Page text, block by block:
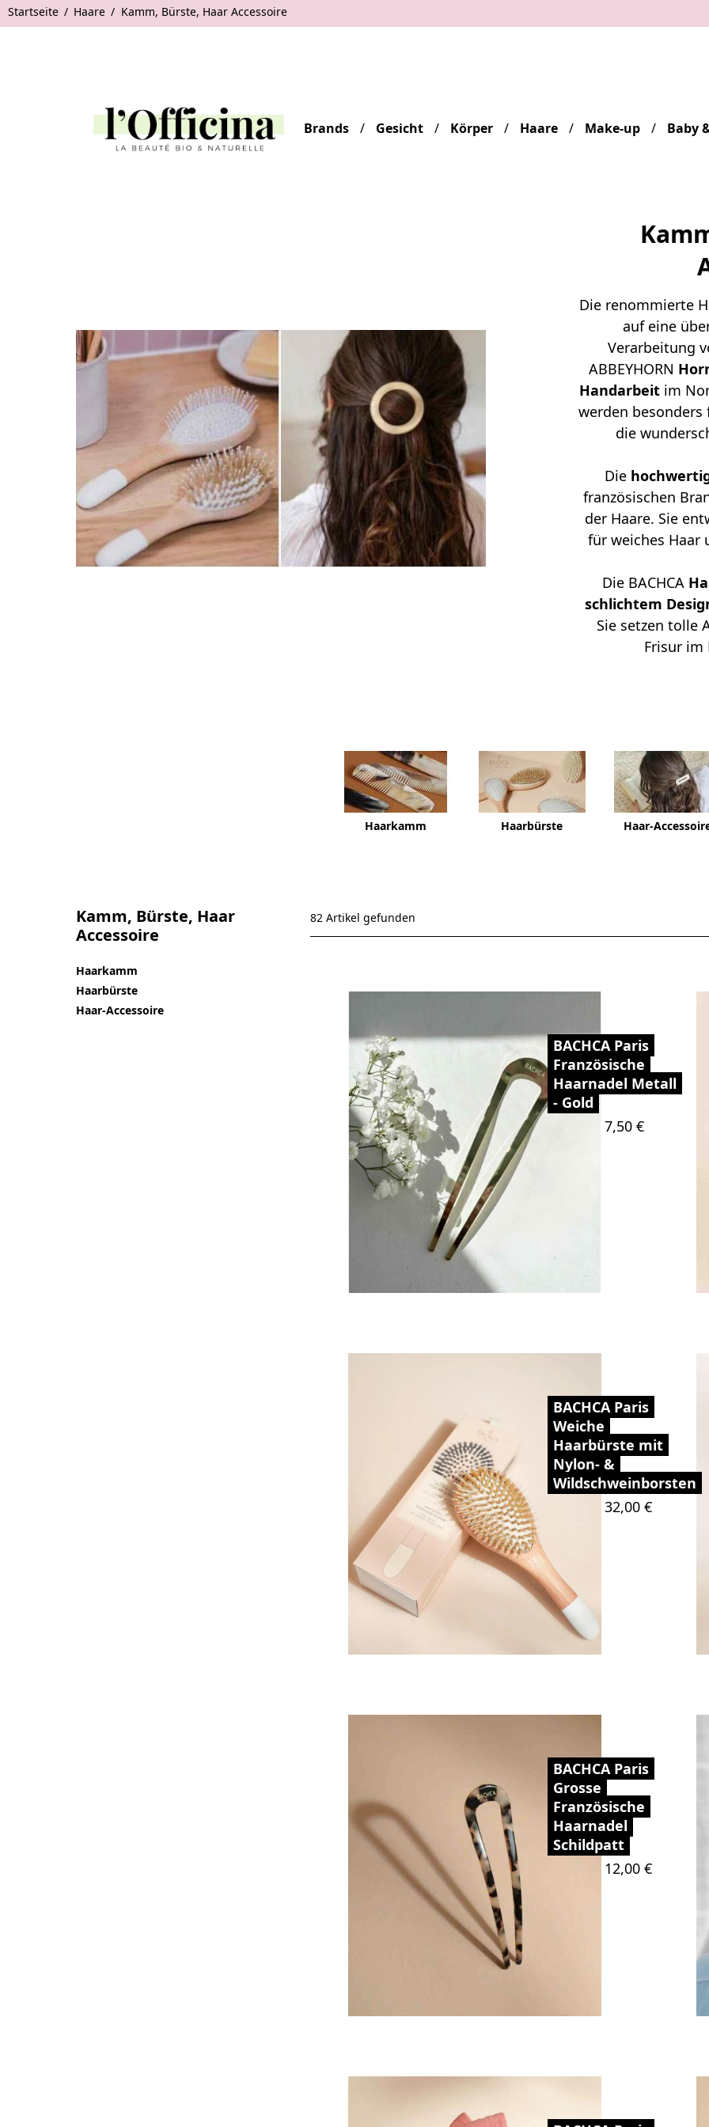
Startseite Haare Kamm, Bürste, Haar Accessoire
Brands Gesicht Körper Haare Make-up Baby
Die renommierte
auf eine
Verarbeitung
ABBEYHORN
Handarbeit im
werden
die
Die
französischen
der Haare. Sie
für weiches Haar
Die BACHCA
schlichtem
Sie setzen tolle
Frisur im
Haarkamm Haarbürste Haar-
Kamm, Bürste, Haar
Accessoire
Haarkamm
Haarbürste
Haar-Accessoire
82 Artikel gefunden
BACHCA Paris
Französische
Haarnadel Metall
- Gold
Preis
7,50 €
BACHCA Paris
Weiche
Haarbürste mit
Nylon- &
Wildschweinborsten
Preis
32,00 €
BACHCA Paris
Grosse
Französische
Haarnadel
Schildpatt
Preis
12,00 €